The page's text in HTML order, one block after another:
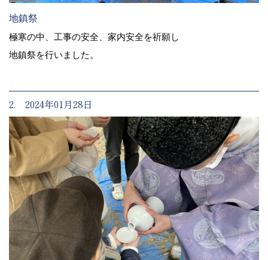
地鎮祭
極寒の中、工事の安全、家内安全を祈願し
地鎮祭を行いました。
2. 2024年01月28日